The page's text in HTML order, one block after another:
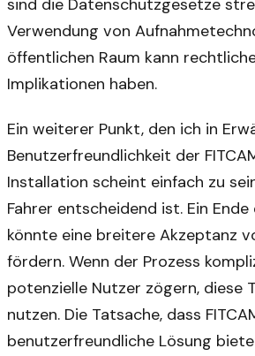
Verwendung von
öffentlichen Raum kann
Implikationen haben.
Ein weiterer Punkt, den ich in
Benutzerfreundlichkeit der
Installation scheint einfach zu
Fahrer entscheidend ist. Ein
könnte eine breitere Akzeptanz
fördern. Wenn der Prozess
potenzielle Nutzer zögern, diese
nutzen. Die Tatsache, dass
benutzerfreundliche Lösung